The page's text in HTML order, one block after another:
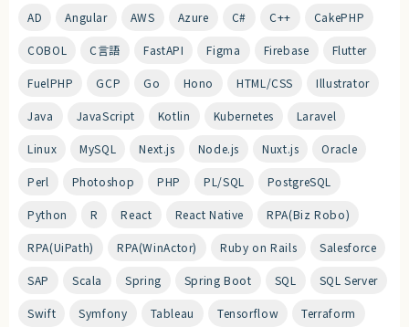
AD Angular AWS Azure C# C++ CakePHP
COBOL C言語 FastAPI Figma Firebase Flutter
FuelPHP GCP Go Hono HTML/CSS Illustrator
Java JavaScript Kotlin Kubernetes Laravel
Linux MySQL Next.js Node.js Nuxt.js Oracle
Perl Photoshop PHP PL/SQL PostgreSQL
Python R React React Native RPA(Biz Robo)
RPA(UiPath) RPA(WinActor) Ruby on Rails Salesforce
SAP Scala Spring Spring Boot SQL SQL Server
Swift Symfony Tableau Tensorflow Terraform